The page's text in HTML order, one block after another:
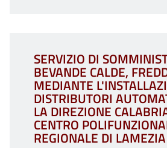
SERVIZIO DI
BEVANDE CALDE,
MEDIANTE
DISTRIBUTORI
LA DIREZIONE
CENTRO
REGIONALE DI